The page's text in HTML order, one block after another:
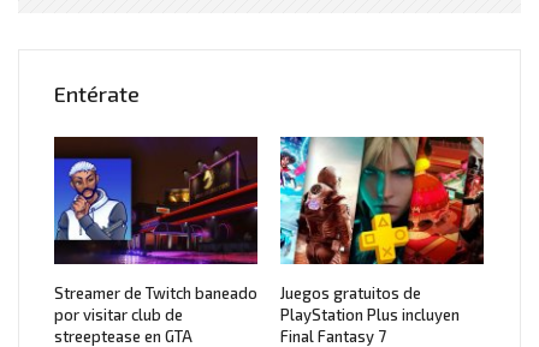
Entérate
Streamer de Twitch baneado
por visitar club de
streeptease en GTA
Juegos gratuitos de
PlayStation Plus incluyen
Final Fantasy 7